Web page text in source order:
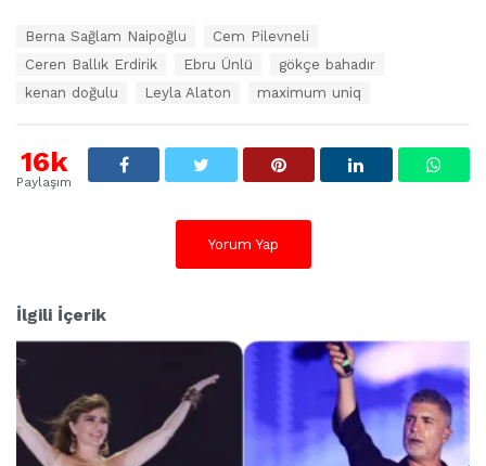
r
Berna Sağlam Naipoğlu
Cem Pilevneli
Ceren Ballık Erdirik
Ebru Ünlü
gökçe bahadır
kenan doğulu
Leyla Alaton maximum uniq
16k
Paylaşım
Yorum Yap
İlgili İçerik